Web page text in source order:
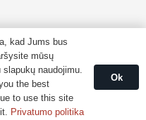
AB
kad Jums bus
mūsų
naudojimu.
the best
to use this site
Privatumo politika
Ok